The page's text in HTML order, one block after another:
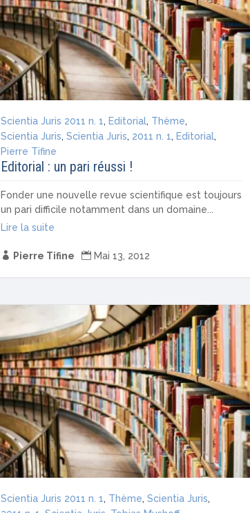
Scientia Juris 2011 n. 1, Editorial, Thème,
Scientia Juris,Scientia Juris, 2011 n. 1, Editorial,
Pierre Tifine
Editorial : un pari réussi !
Fonder une nouvelle revue scientifique est toujours
un pari difficile notamment dans un domaine...
Lire la suite
 Pierre Tifine  Mai 13, 2012
Scientia Juris 2011 n. 1, Thème,Scientia Juris,